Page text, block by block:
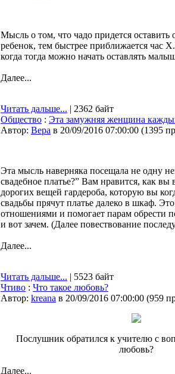
Мысль о том, что чадо придется
ребенок, тем быстрее приближается час
когда тогда можно начать оставлять
Далее...
Читать дальше... | 2362 байт
Общество : Эта замужняя женщина
Автор: Bepa в 20/09/2016 07:00:00 (1395
Эта мысль наверняка посещала не одну
свадебное платье?” Вам нравится, как
дорогих вещей гардероба, которую вы
свадьбы прячут платье далеко в шкаф.
отношениями и помогает парам обрести
и вот зачем. (Далее повествование
Далее...
Читать дальше... | 5523 байт
Чтиво : Что такое любовь?
Автор: kreana в 20/09/2016 07:00:00 (959
Послушник обратился к учителю с
любовь?
Далее...